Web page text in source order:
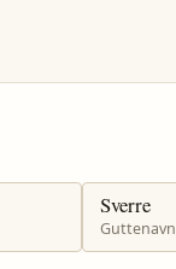
Sverre
Guttenavn